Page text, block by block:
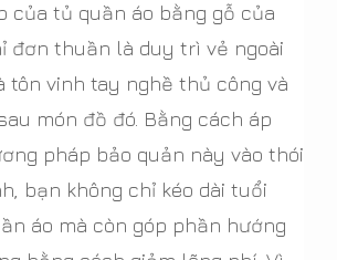
của tủ quần áo bằng gỗ của
đơn thuần là duy trì vẻ ngoài
tôn vinh tay nghề thủ công và
món đồ đó. Bằng cách áp
pháp bảo quản này vào thói
bạn không chỉ kéo dài tuổi
áo mà còn góp phần hướng